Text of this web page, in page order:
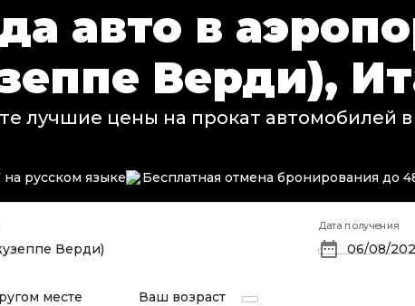
авто в
Верди),
лучшие цены на прокат автомобилей
русском языке Бесплатная отмена бронирования до
месте Ваш возраст
Дата получения